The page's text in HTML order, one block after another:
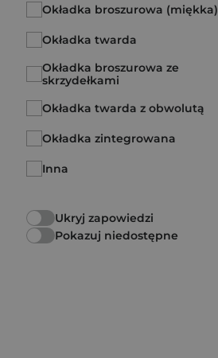
Okładka broszurowa (miękka)
Okładka twarda
Okładka broszurowa ze
skrzydełkami
Okładka twarda z obwolutą
Okładka zintegrowana
Inna
Ukryj zapowiedzi
Pokazuj niedostępne